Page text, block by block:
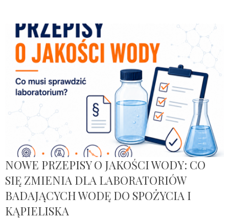
NOWE PRZEPISY O JAKOŚCI WODY: CO
SIĘ ZMIENIA DLA LABORATORIÓW
BADAJĄCYCH WODĘ DO SPOŻYCIA I
KĄPIELISKA